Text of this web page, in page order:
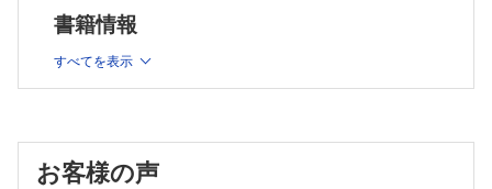
書籍情報
すべてを表示
お客様の声